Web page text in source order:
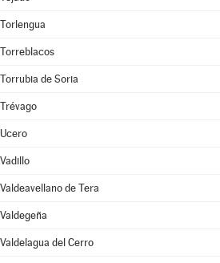
Torlengua
Torreblacos
Torrubia de Soria
Trévago
Ucero
Vadillo
Valdeavellano de Tera
Valdegeña
Valdelagua del Cerro